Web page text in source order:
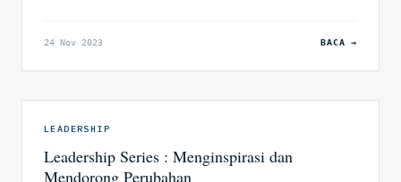
menginspirasi, memotivasi, dan memberdayakan orang-
mampu membawa perubahan positif dan signifikan dalam
24 Nov 2023 BACA →
LEADERSHIP
Leadership Series : Menginspirasi dan
Mendorong Perubahan